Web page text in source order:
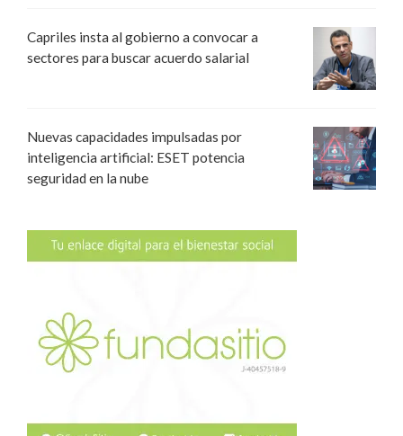
Capriles insta al gobierno a convocar a
sectores para buscar acuerdo salarial
Nuevas capacidades impulsadas por
inteligencia artificial: ESET potencia
seguridad en la nube